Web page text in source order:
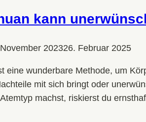
kann
202326. Februar 2025
eine wunderbare Methode, um
mit sich bringt oder
machst, riskierst du